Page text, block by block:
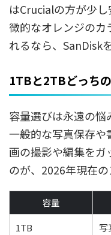
はCrucialの方が少
徴的なオレンジの
れるなら、SanDisk
1TBと2TBどっち
容量選びは永遠の悩
一般的な写真保存
画の撮影や編集を
のが、2026年現在の
容量
1TB
写